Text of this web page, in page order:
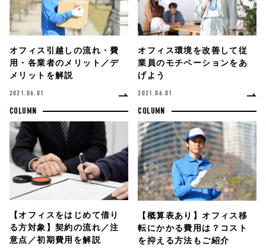
オフィス引越しの流れ・費
用・各業者のメリット／デ
メリットを解説
2021.06.01
オフィス環境を改善して従
業員のモチベーションをあ
げよう
2021.06.01
COLUMN
【オフィスをはじめて借り
る方対象】契約の流れ／注
意点／初期費用を解説
COLUMN
【概算表あり】オフィス移
転にかかる費用は？コスト
を抑える方法もご紹介